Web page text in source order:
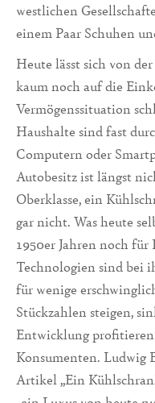
westlichen
einem Paar Schuhen
Heute lässt sich von
kaum noch auf die
Vermögenssituation
Haushalte sind fast
Computern oder
Autobesitz ist längst
Oberklasse, ein
gar nicht. Was heute
1950er Jahren noch für
Technologien sind bei
für wenige
Stückzahlen steigen,
Entwicklung profitieren
Konsumenten. Ludwig
Artikel „Ein